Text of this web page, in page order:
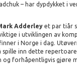
– har dypdykket i
Adderley et par tiår
i utviklingen av
i Norge i dag.
inn dette
og forhåpentligvis gjøre